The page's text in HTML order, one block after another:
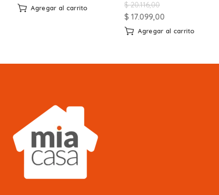
Agregar al carrito $20.116,00
$ 17.099,00
Agregar al carrito